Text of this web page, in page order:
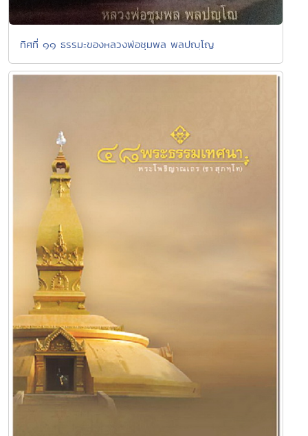
ทิศที่ ๑๑ ธรรมะของหลวงพ่อชุมพล พลปญฺโญ